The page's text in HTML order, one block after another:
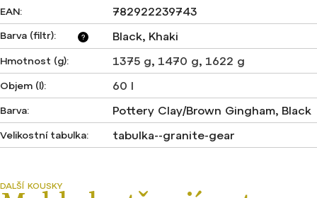
EAN: 782922239743
?
Barva (filtr): Black, Khaki
Hmotnost (g): 1375 g, 1470 g, 1622 g
Objem (l): 60 l
Barva: Pottery Clay/Brown Gingham, Black
Velikostní tabulka: tabulka--granite-gear